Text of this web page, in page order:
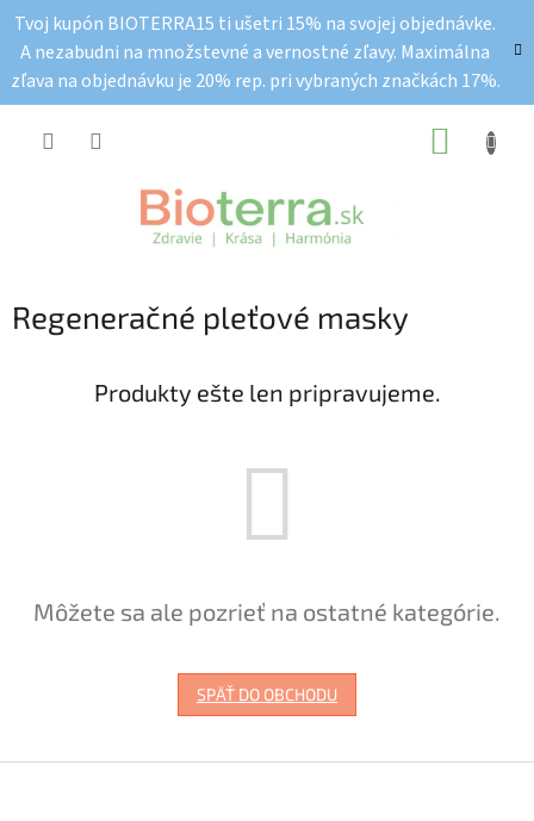
obsah
Tvoj kupón BIOTERRA15 ti ušetri 15% na svojej objednávke.
A nezabudni na množstevné a vernostné zľavy. Maximálna
zľava na objednávku je 20% rep. pri vybraných značkách 17%.
Regeneračné pleťové masky
Produkty ešte len pripravujeme.
Môžete sa ale pozrieť na ostatné kategórie.
SPÄŤ DO OBCHODU